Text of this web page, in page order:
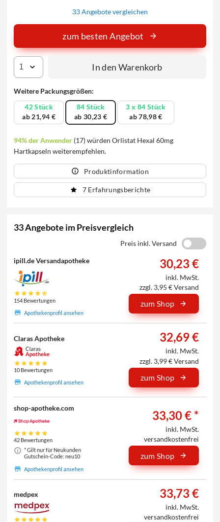
Weitere Packungsgrößen:
42 Stück
ab 21,94 €
84 Stück
ab 30,23 €
3 x 84 Stück
ab 78,98 €
94% der Anwender (17) würden Orlistat Hexal 60mg
Hartkapseln weiterempfehlen.
Produktinformation
7 Erfahrungsberichte
33 Angebote vergleichen
zum besten Angebot
In den Warenkorb
33 Angebote im Preisvergleich
Preis inkl. Versand
ipill.de Versandapotheke
154 Bewertungen
Apothekenprofil ansehen
30,23 €
inkl. MwSt.
zzgl. 3,95 € Versand
zum Shop
Claras Apotheke
10 Bewertungen
Apothekenprofil ansehen
32,69 €
inkl. MwSt.
zzgl. 3,99 € Versand
zum Shop
shop-apotheke.com
42 Bewertungen
* Gilt nur für Neukunden
Gutschein-Code: neu10
Apothekenprofil ansehen
33,30 € *
inkl. MwSt.
versandkostenfrei
zum Shop
medpex 33,73 €
inkl. MwSt.
versandkostenfrei